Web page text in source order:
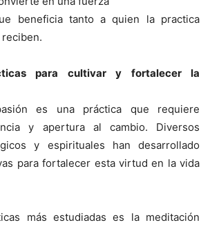
beneficia tanto a quien la practica
para cultivar y fortalecer la
es una práctica que requiere
y apertura al cambio. Diversos
y espirituales han desarrollado
para fortalecer esta virtud en la vida
más estudiadas es la meditación